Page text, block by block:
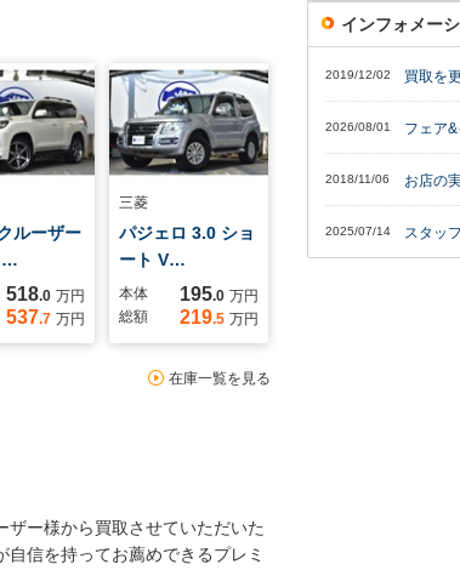
ルーザー
…
518.0 万円
537.7 万円
三菱
パジェロ 3.0 ショ
ート V…
本体 195.0 万円
総額
219.5 万円
在庫一覧を見る
ー様から買取させていただいた
信を持ってお薦めできるプレミ
インフォメー
2019/12/02 買取を
2026/08/01 フェア
2018/11/06 お店の
2025/07/14 スタッ